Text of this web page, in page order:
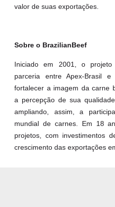
valor de suas exportações.
Sobre o BrazilianBeef
Iniciado em 2001, o projeto
parceria entre Apex-Brasil
fortalecer a imagem da carne
a percepção de sua
ampliando, assim, a
mundial de carnes. Em 18
projetos, com investimentos
crescimento das exportações